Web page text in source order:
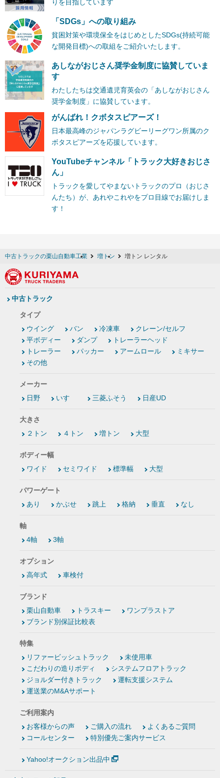
りを目指しています
「SDGs」への取り組み
貧困対策や環境保全をはじめとしたSDGs(持続可能
な開発目標)への取組をご紹介いたします。
あしながおじさん奨学金制度に協賛していま
す
わたしたちは交通遺児育英会の「あしながおじさん
奨学金制度」に協賛しています。
がんばれ！クボタスピアーズ！
日本最高峰のジャパンラグビーリーグワン所属のク
ボタスピアーズを応援しています。
YouTubeチャンネル「トラック大好きおじさ
ん」
トラックを愛してやまないトラックのプロ（おじさ
んたち）が、あれやこれやをプロ目線でお届けしま
す！
中古トラックの栗山自動車工業 増トン 増トン レンタル
中古トラック
タイプ
ウイング
バン 冷凍車
クレーン/セルフ
平ボディー
ダンプ
トレーラーヘッド
トレーラー
パッカー アームロール
ミキサー
その他
メーカー
日野
いすゞ 三菱ふそう 日産UD
大きさ
２トン
４トン 増トン 大型
ボディー幅
ワイド
セミワイド 標準幅 大型
パワーゲート
あり
かぶせ 跳上 格納 垂直 なし
軸
4軸
3軸
オプション
高年式
車検付
ブランド
栗山自動車
トラスキー
ワンプラストア
ブランド別保証比較表
特集
リファービッシュトラック
未使用車
こだわりの造りボディ
システムフロアトラック
ジョルダー付きトラック
運転支援システム
運送業のM&Aサポート
ご利用案内
お客様からの声
ご購入の流れ
よくあるご質問
コールセンター
特別優先ご案内サービス
Yahoo!オークション出品中